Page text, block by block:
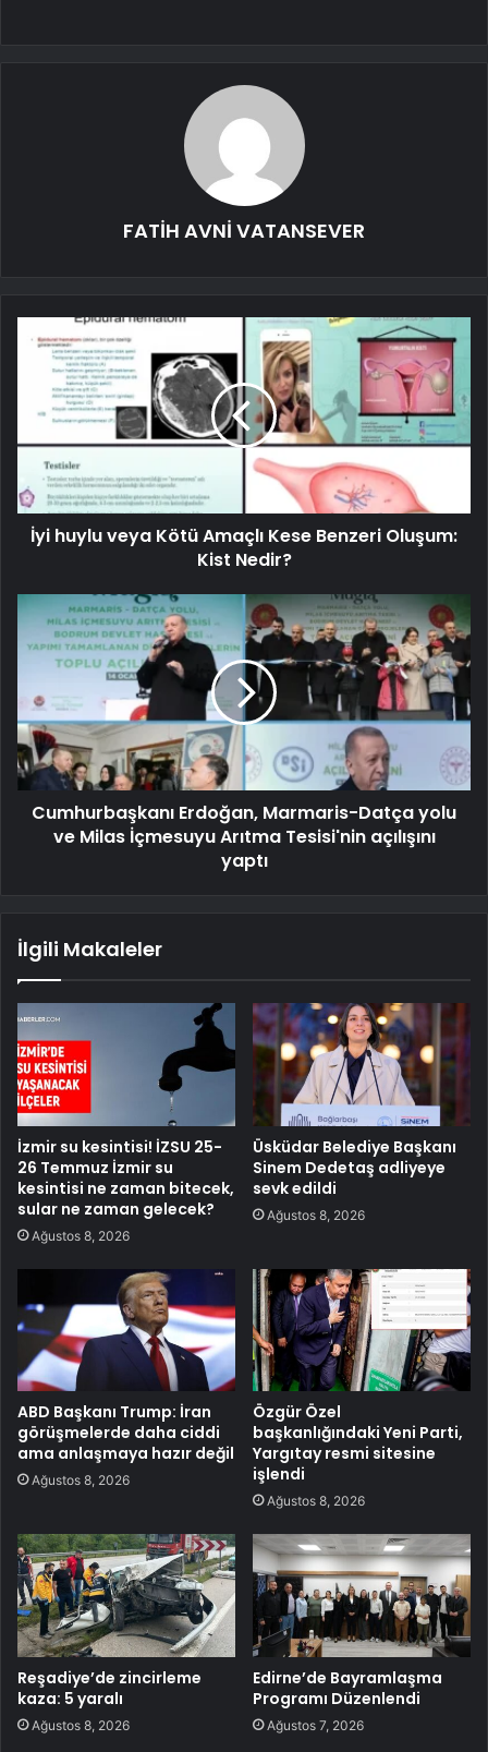
FATİH AVNİ VATANSEVER
İyi huylu veya Kötü Amaçlı Kese Benzeri Oluşum:
Kist Nedir?
Cumhurbaşkanı Erdoğan, Marmaris-Datça yolu
ve Milas İçmesuyu Arıtma Tesisi'nin açılışını
yaptı
İlgili Makaleler
İzmir su kesintisi! İZSU 25-
26 Temmuz İzmir su
kesintisi ne zaman bitecek,
sular ne zaman gelecek?
Ağustos 8, 2026
Üsküdar Belediye Başkanı
Sinem Dedetaş adliyeye
sevk edildi
Ağustos 8, 2026
ABD Başkanı Trump: İran
görüşmelerde daha ciddi
ama anlaşmaya hazır değil
Ağustos 8, 2026
Özgür Özel
başkanlığındaki Yeni Parti,
Yargıtay resmi sitesine
işlendi
Ağustos 8, 2026
Reşadiye’de zincirleme
kaza: 5 yaralı
Ağustos 8, 2026
Edirne’de Bayramlaşma
Programı Düzenlendi
Ağustos 7, 2026